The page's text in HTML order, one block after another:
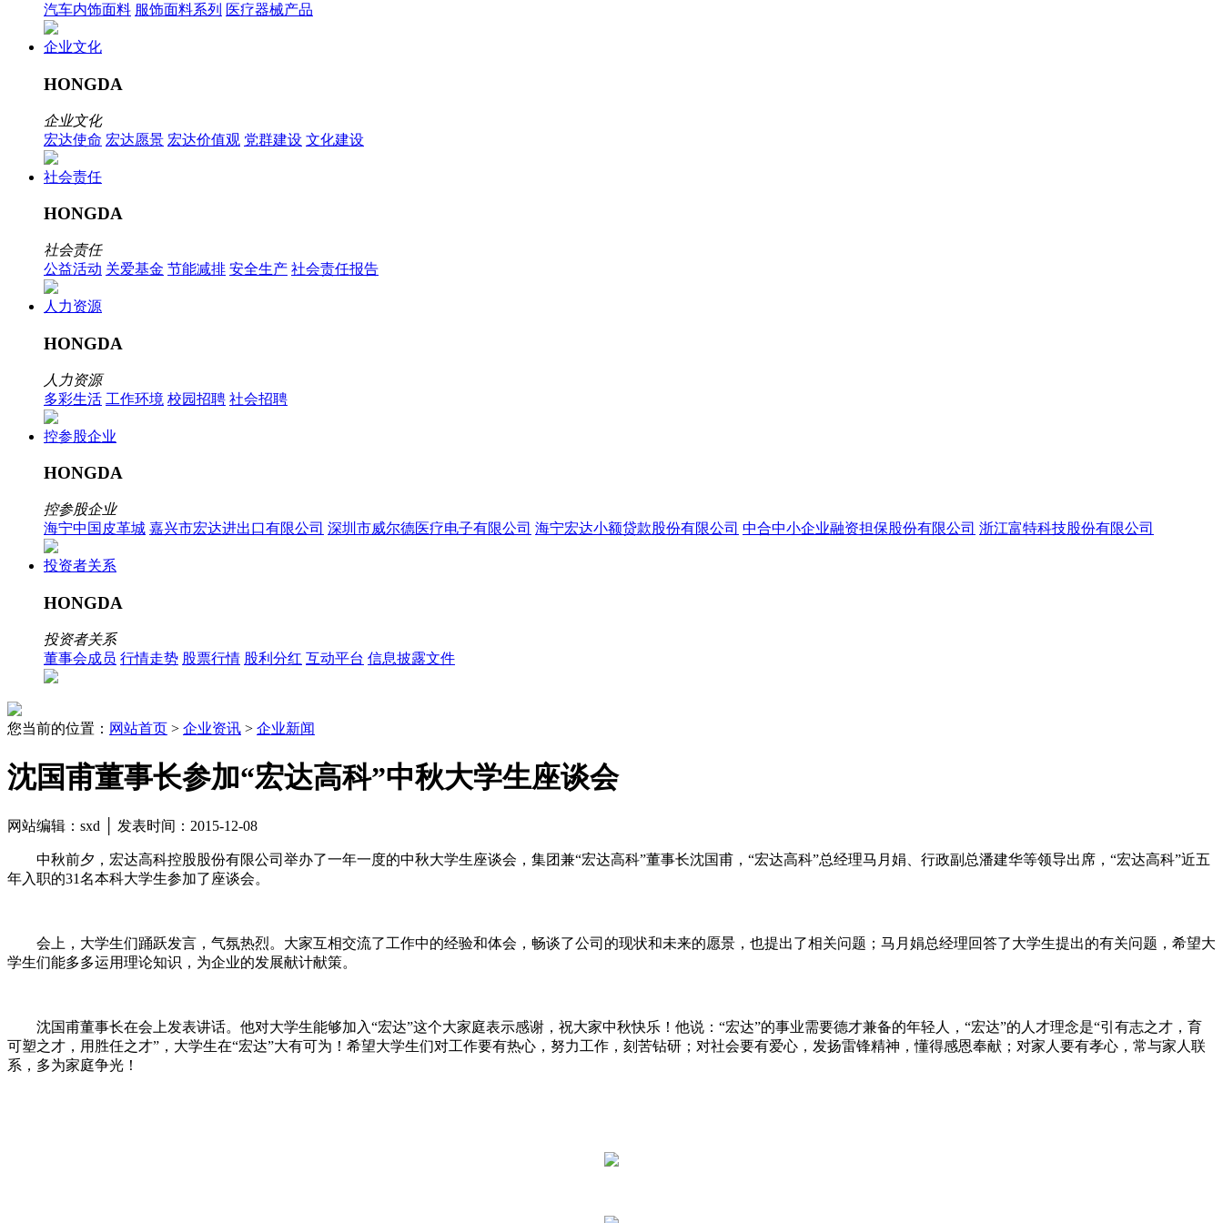
汽车内饰面料 服饰面料系列 医疗器械产品
企业文化
HONGDA
企业文化
宏达使命 宏达愿景 宏达价值观 党群建设 文化建设
社会责任
HONGDA
社会责任
公益活动 关爱基金 节能减排 安全生产 社会责任报告
人力资源
HONGDA
人力资源
多彩生活 工作环境 校园招聘 社会招聘
控参股企业
HONGDA
控参股企业
海宁中国皮革城 嘉兴市宏达进出口有限公司 深圳市威尔德医疗电子有限公司 海宁宏达小额贷款股份有限公司 中合中小企业融资担保股份有限公司 浙江富特科技股份有限公司
投资者关系
HONGDA
投资者关系
董事会成员 行情走势 股票行情 股利分红 互动平台 信息披露文件
您当前的位置： 网站首页 > 企业资讯 > 企业新闻
沈国甫董事长参加“宏达高科”中秋大学生座谈会
网站编辑：sxd │ 发表时间：2015-12-08
中秋前夕，宏达高科控股股份有限公司举办了一年一度的中秋大学生座谈会，集团兼“宏达高科”董事长沈国甫，“宏达高科”总经理马月娟、行政副总潘建华等领导出席，“宏达高科”近五
年入职的31名本科大学生参加了座谈会。
会上，大学生们踊跃发言，气氛热烈。大家互相交流了工作中的经验和体会，畅谈了公司的现状和未来的愿景，也提出了相关问题；马月娟总经理回答了大学生提出的有关问题，希望大
学生们能多多运用理论知识，为企业的发展献计献策。
沈国甫董事长在会上发表讲话。他对大学生能够加入“宏达”这个大家庭表示感谢，祝大家中秋快乐！他说：“宏达”的事业需要德才兼备的年轻人，“宏达”的人才理念是“引有志之才，育
可塑之才，用胜任之才”，大学生在“宏达”大有可为！希望大学生们对工作要有热心，努力工作，刻苦钻研；对社会要有爱心，发扬雷锋精神，懂得感恩奉献；对家人要有孝心，常与家人联
系，多为家庭争光！